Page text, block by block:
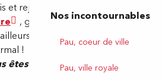
Nos incontournables
Pau, coeur de ville
Pau, ville royale
et rejoignez le
, gratuit. Si vous avez le
voire à une autre
!
êtes arrivés à Pau.